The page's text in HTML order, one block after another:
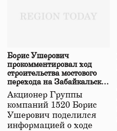
Борис Ушерович
прокомментировал ход
строительства мостового
перехода на Забайкальской
железной дороге
Акционер Группы
компаний 1520 Борис
Ушерович поделился
информацией о ходе